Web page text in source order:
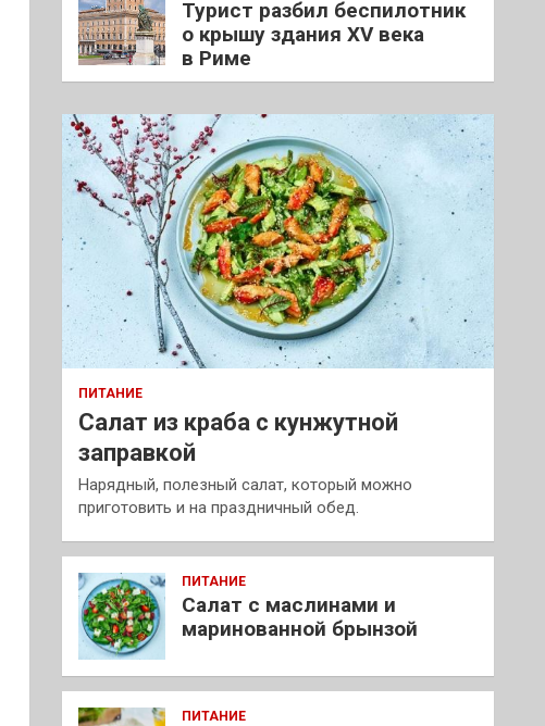
Турист разбил беспилотник
о крышу здания XV века
в Риме
ПИТАНИЕ
Салат из краба с кунжутной
заправкой
Нарядный, полезный салат, который можно
приготовить и на праздничный обед.
ПИТАНИЕ
Салат с маслинами и
маринованной брынзой
ПИТАНИЕ